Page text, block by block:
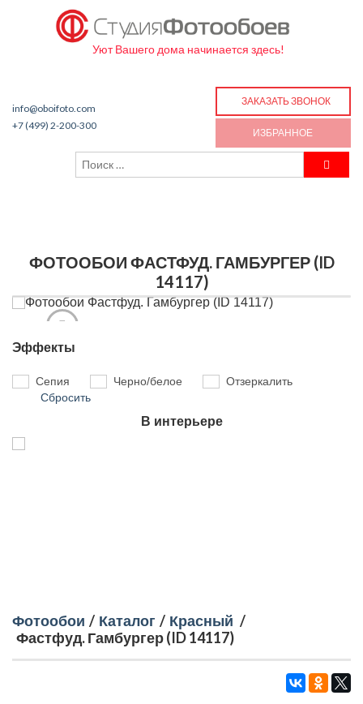
Уют Вашего дома начинается здесь!
info@oboifoto.com
+7 (499) 2-200-300
ЗАКАЗАТЬ ЗВОНОК
ИЗБРАННОЕ
ФОТООБОИ ФАСТФУД. ГАМБУРГЕР (ID
14117)
Эффекты
Сепия Черно/белое
Отзеркалить
Сбросить
В интерьере
Фотообои / Каталог / Красный /
Фастфуд. Гамбургер (ID 14117)